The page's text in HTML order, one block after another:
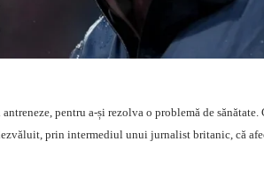
pentru a-și rezolva o problemă de
prin intermediul unui jurnalist britanic, că